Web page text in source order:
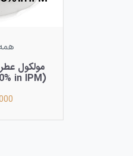
(Galaxolide 50% in IPM) IFF